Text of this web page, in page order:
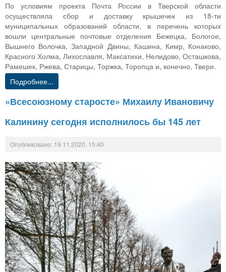
По условиям проекта Почта России в Тверской области
осуществляла сбор и доставку крышечек из 18-ти
муниципальных образований области, в перечень которых
вошли центральные почтовые отделения Бежецка, Бологое,
Вышнего Волочка, Западной Двины, Кашина, Кимр, Конаково,
Красного Холма, Лихославля, Максатихи, Нелидово, Осташкова,
Рамешек, Ржева, Старицы, Торжка, Торопца и, конечно, Твери.
Подробнее...
«Всесоюзному старосте» Михаилу Ивановичу
Калинину сегодня исполнилось бы 145 лет
Опубликовано: 19.11.2020, 15:40